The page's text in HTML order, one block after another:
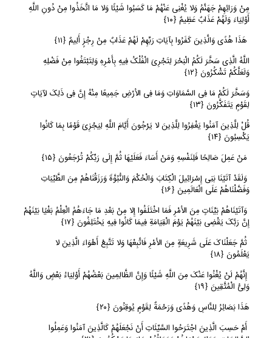
مِنْ وَرَائِهِمْ جَهَنَّمُ وَلا یُغْنِی عَنْهُمْ مَا کَسَبُوا شَیْئًا وَلا مَا اتَّخَذُوا مِنْ دُونِ اللَّهِ
أَوْلِیَاءَ وَلَهُمْ عَذَابٌ عَظِیمٌ ﴿١٠﴾
هَذَا هُدًى وَالَّذِینَ کَفَرُوا بِآیَاتِ رَبِّهِمْ لَهُمْ عَذَابٌ مِنْ رِجْزٍ أَلِیمٌ ﴿١١﴾
اللَّهُ الَّذِی سَخَّرَ لَکُمُ الْبَحْرَ لِتَجْرِیَ الْفُلْکُ فِیهِ بِأَمْرِهِ وَلِتَبْتَغُوا مِنْ فَضْلِهِ
وَلَعَلَّکُمْ تَشْکُرُونَ ﴿١٢﴾
وَسَخَّرَ لَکُمْ مَا فِی السَّمَاوَاتِ وَمَا فِی الأرْضِ جَمِیعًا مِنْهُ إِنَّ فِی ذَلِکَ لآیَاتٍ
لِقَوْمٍ یَتَفَکَّرُونَ ﴿١٣﴾
قُلْ لِلَّذِینَ آمَنُوا یَغْفِرُوا لِلَّذِینَ لا یَرْجُونَ أَیَّامَ اللَّهِ لِیَجْزِیَ قَوْمًا بِمَا کَانُوا
یَکْسِبُونَ ﴿١٤﴾
مَنْ عَمِلَ صَالِحًا فَلِنَفْسِهِ وَمَنْ أَسَاءَ فَعَلَیْهَا ثُمَّ إِلَى رَبِّکُمْ تُرْجَعُونَ ﴿١٥﴾
وَلَقَدْ آتَیْنَا بَنِی إِسْرَائِیلَ الْکِتَابَ وَالْحُکْمَ وَالنُّبُوَّةَ وَرَزَقْنَاهُمْ مِنَ الطَّیِّبَاتِ
وَفَضَّلْنَاهُمْ عَلَى الْعَالَمِینَ ﴿١٦﴾
وَآتَیْنَاهُمْ بَیِّنَاتٍ مِنَ الأمْرِ فَمَا اخْتَلَفُوا إِلا مِنْ بَعْدِ مَا جَاءَهُمُ الْعِلْمُ بَغْیًا بَیْنَهُمْ
إِنَّ رَبَّکَ یَقْضِی بَیْنَهُمْ یَوْمَ الْقِیَامَةِ فِیمَا کَانُوا فِیهِ یَخْتَلِفُونَ ﴿١٧﴾
ثُمَّ جَعَلْنَاکَ عَلَى شَرِیعَةٍ مِنَ الأمْرِ فَاتَّبِعْهَا وَلا تَتَّبِعْ أَهْوَاءَ الَّذِینَ لا
یَعْلَمُونَ ﴿١٨﴾
إِنَّهُمْ لَنْ یُغْنُوا عَنْکَ مِنَ اللَّهِ شَیْئًا وَإِنَّ الظَّالِمِینَ بَعْضُهُمْ أَوْلِیَاءُ بَعْضٍ وَاللَّهُ
وَلِیُّ الْمُتَّقِینَ ﴿١٩﴾
هَذَا بَصَائِرُ لِلنَّاسِ وَهُدًى وَرَحْمَةٌ لِقَوْمٍ یُوقِنُونَ ﴿٢٠﴾
أَمْ حَسِبَ الَّذِینَ اجْتَرَحُوا السَّیِّئَاتِ أَنْ نَجْعَلَهُمْ کَالَّذِینَ آمَنُوا وَعَمِلُوا